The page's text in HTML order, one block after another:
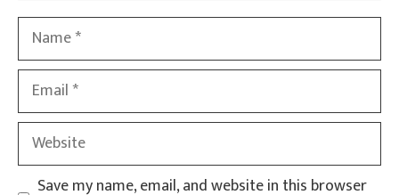
Name
Email
Website
Save my name, email, and website in this browser